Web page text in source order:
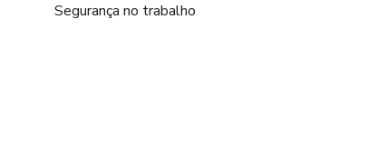
Segurança no trabalho